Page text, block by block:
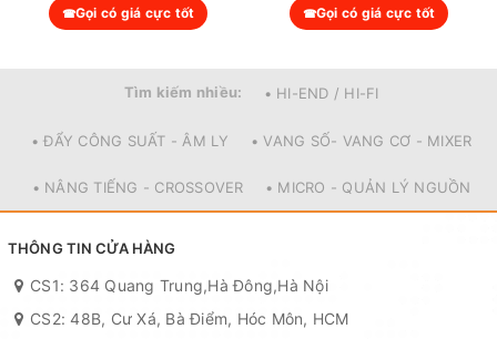
Hiện nay nhiều main cục đẩy nguồn xung vẫn có thể kéo sub
Dòng cục đẩy KD2000 PLUS thế hệ mới chạy mạch class TD.
sub tốt hơn những dòng main 50-60 sò class AB thế hệ cũ rất
hệ cũ nhưng uy lực và sức mạnh khủng khiếp hơn rất nhiều.
Gọi có giá cực tốt Gọi có giá cực tốt
Tìm kiếm nhiều: • HI-END / HI-FI
• ĐẨY CÔNG SUẤT - ÂM LY • VANG SỐ- VANG CƠ - MIXER
• NÂNG TIẾNG - CROSSOVER • MICRO - QUẢN LÝ NGUỒN
THÔNG TIN CỬA HÀNG
CS1: 364 Quang Trung,Hà Đông,Hà Nội
CS2: 48B, Cư Xá, Bà Điểm, Hóc Môn, HCM